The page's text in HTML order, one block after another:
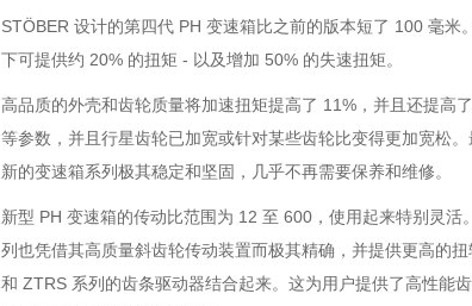
STÖBER 设计的第四代 PH 变速箱比之前的版本短了 100 毫
下可提供约 20% 的扭矩 - 以及增加 50% 的失速扭矩。
高品质的外壳和齿轮质量将加速扭矩提高了 11%，并且还提高
等参数，并且行星齿轮已加宽或针对某些齿轮比变得更加宽松
新的变速箱系列极其稳定和坚固，几乎不再需要保养和维修。
新型 PH 变速箱的传动比范围为 12 至 600，使用起来特别灵
列也凭借其高质量斜齿轮传动装置而极其精确，并提供更高的
和 ZTRS 系列的齿条驱动器结合起来。这为用户提供了高性能